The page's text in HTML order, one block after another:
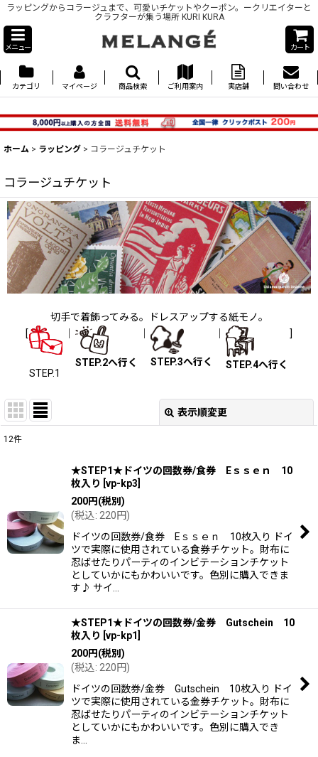
ラッピングからコラージュまで、可愛いチケットやクーポン。ークリエイターと
クラフターが集う場所 KURI KURA
メニュー カート
カテゴリ マイページ 商品検索 ご利用案内 実店舗 問い合わせ
ホーム > ラッピング > コラージュチケット
コラージュチケット
切手で着飾ってみる。ドレスアップする紙モノ。
[
STEP.1
STEP.2へ行く STEP.3へ行く STEP.4へ行く
]
表示順変更
絞り込む
12件
★STEP1★ドイツの回数券/食券 Eｓｓｅｎ 10
枚入り vp-kp3
200円(税別)
(税込: 220円)
ドイツの回数券/食券 Eｓｓｅｎ 10枚入り ドイ
ツで実際に使用されている食券チケット。財布に
忍ばせたりパーティのインビテーションチケット
としていかにもかわいいです。色別に購入できま
す♪ サイ…
★STEP1★ドイツの回数券/金券 Gutschein 10
枚入り vp-kp1
200円(税別)
(税込: 220円)
ドイツの回数券/金券 Gutschein 10枚入り ドイ
ツで実際に使用されている金券チケット。財布に
忍ばせたりパーティのインビテーションチケット
としていかにもかわいいです。色別に購入でき
ま…